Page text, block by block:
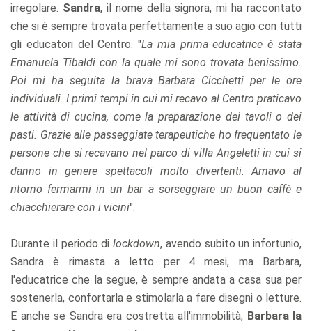
irregolare. Sandra, il nome della signora, mi ha raccontato
che si è sempre trovata perfettamente a suo agio con tutti
gli educatori del Centro. "La mia prima educatrice è stata
Emanuela Tibaldi con la quale mi sono trovata benissimo.
Poi mi ha seguita la brava Barbara Cicchetti per le ore
individuali. I primi tempi in cui mi recavo al Centro praticavo
le attività di cucina, come la preparazione dei tavoli o dei
pasti. Grazie alle passeggiate terapeutiche ho frequentato le
persone che si recavano nel parco di villa Angeletti in cui si
danno in genere spettacoli molto divertenti. Amavo al
ritorno fermarmi in un bar a sorseggiare un buon caffè e
chiacchierare con i vicini".
Durante il periodo di lockdown, avendo subito un infortunio,
Sandra è rimasta a letto per 4 mesi, ma Barbara,
l'educatrice che la segue, è sempre andata a casa sua per
sostenerla, confortarla e stimolarla a fare disegni o letture.
E anche se Sandra era costretta all'immobilità, Barbara la